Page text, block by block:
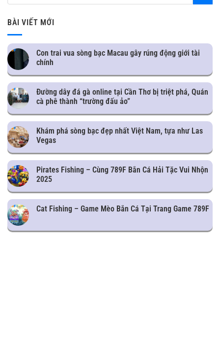
BÀI VIẾT MỚI
Con trai vua sòng bạc Macau gây rúng động giới tài
chính
Đường dây đá gà online tại Cần Thơ bị triệt phá, Quán
cà phê thành “trường đấu ảo”
Khám phá sòng bạc đẹp nhất Việt Nam, tựa như Las
Vegas
Pirates Fishing – Cùng 789F Bắn Cá Hải Tặc Vui Nhộn
2025
Cat Fishing – Game Mèo Bắn Cá Tại Trang Game 789F